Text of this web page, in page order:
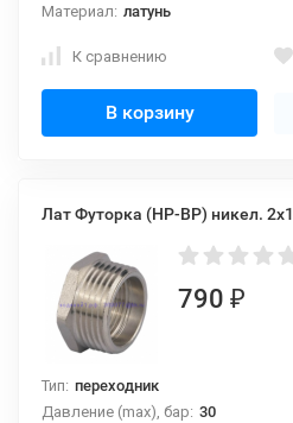
Материал: латунь
К сравнению
В корзину
Лат Футорка (НР-ВР) никел. 2x1
790 ₽
Тип: переходник
Давление (max), бар: 30